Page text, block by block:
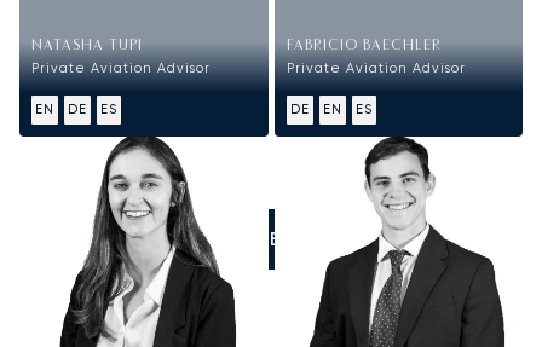
NATASHA TUPI
Private Aviation Advisor
EN DE ES
FABRICIO BAECHLER
Private Aviation Advisor
DE EN ES
LLÁMENOS